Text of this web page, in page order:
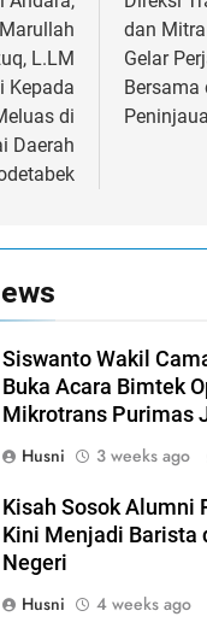
L.LM
Kepada
di
Daerah
dan
Gelar
Bersama
Siswanto Wakil
Buka Acara Bimtek
Mikrotrans Purimas
Husni
3 weeks ago
Kisah Sosok Alumni
Kini Menjadi Barista
Negeri
Husni
4 weeks ago